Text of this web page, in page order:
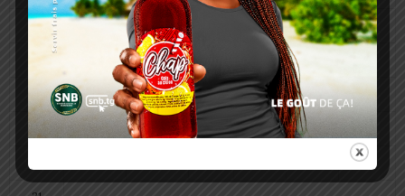
1 2
5
10 11 12 13 14 15 16
17 18 19 21 22 23
30